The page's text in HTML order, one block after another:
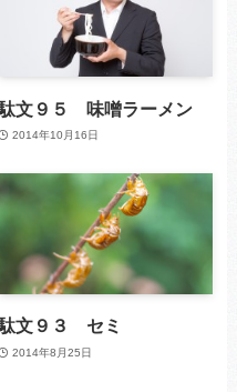
文９５ 味噌ラーメン
2014年10月16日
文９３ セミ
2014年8月25日